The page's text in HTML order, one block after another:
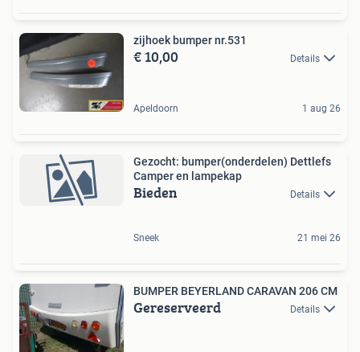
zijhoek bumper nr.531
€ 10,00 Details
Apeldoorn 1 aug 26
Gezocht: bumper(onderdelen) Dettlefs
Camper en lampekap
Bieden Details
Sneek 21 mei 26
BUMPER BEYERLAND CARAVAN 206 CM
Gereserveerd Details